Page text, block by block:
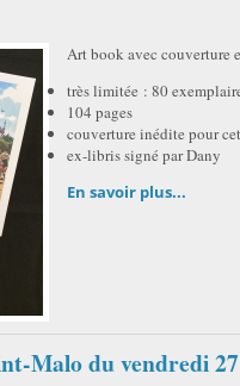
Art book avec couverture
très limitée : 80
104 pages
couverture inédite pour
ex-libris signé par Dany
En savoir plus...
Malo du vendredi